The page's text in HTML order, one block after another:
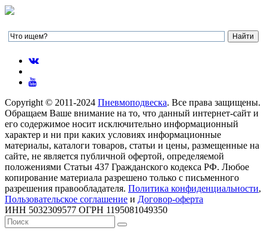
Copyright © 2011-2024 Пневмоподвеска. Все права защищены.
Обращаем Ваше внимание на то, что данный интернет-сайт и
его содержимое носит исключительно информационный
характер и ни при каких условиях информационные
материалы, каталоги товаров, статьи и цены, размещенные на
сайте, не является публичной офертой, определяемой
положениями Статьи 437 Гражданского кодекса РФ. Любое
копирование материала разрешено только с письменного
разрешения правообладателя. Политика конфиденциальности,
Пользовательское соглашение и Договор-оферта
ИНН 5032309577 ОГРН 1195081049350